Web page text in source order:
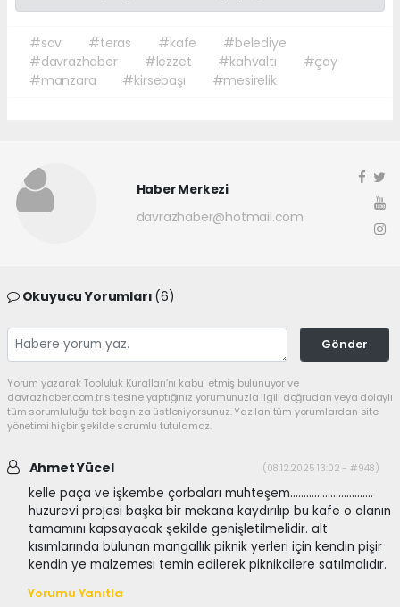
#sav #teras #kafe
#belediye
#davrazhaber
#lezzet #kahvaltı
#çay
#manzara
#kirsebaşı #mesirelik
Haber Merkezi
davrazhaber@hotmail.com
Okuyucu Yorumları (6)
Gönder
Yorum yazarak Topluluk Kuralları’nı kabul etmiş bulunuyor ve
davrazhaber.com.tr sitesine yaptığınız yorumunuzla ilgili doğrudan veya dolaylı
tüm sorumluluğu tek başınıza üstleniyorsunuz. Yazılan tüm yorumlardan site
yönetimi hiçbir şekilde sorumlu tutulamaz.
Ahmet Yücel (08.12.2025 13:02 - #948)
kelle paça ve işkembe çorbaları muhteşem...............................
huzurevi projesi başka bir mekana kaydırılıp bu kafe o alanın
tamamını kapsayacak şekilde genişletilmelidir. alt
kısımlarında bulunan mangallık piknik yerleri için kendin pişir
kendin ye malzemesi temin edilerek piknikcilere satılmalıdır.
Yorumu Yanıtla